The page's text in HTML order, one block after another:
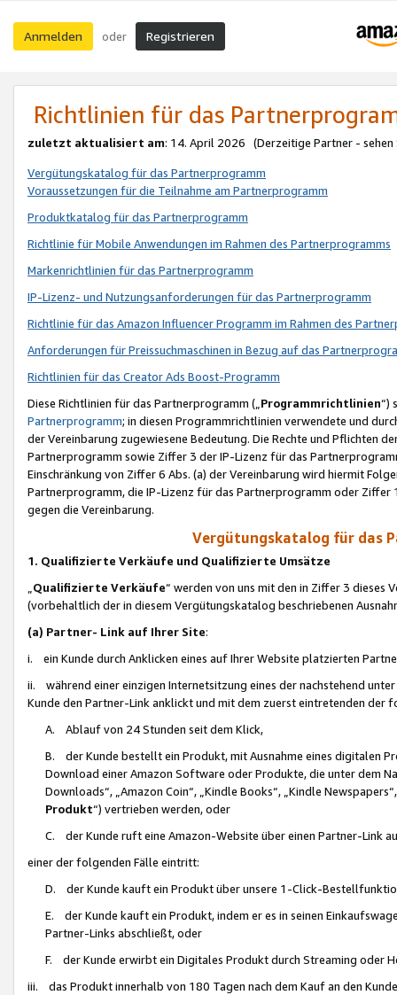
Anmelden oder Registrieren
Richtlinien für das
zuletzt aktualisiert am: 14. April 2026 (Derzeitige Partner - sehen
Vergütungskatalog für das Partnerprogramm
Voraussetzungen für die Teilnahme am Partnerprogramm
Produktkatalog für das Partnerprogramm
Richtlinie für Mobile Anwendungen im Rahmen des Partnerprogramms
Markenrichtlinien für das Partnerprogramm
IP-Lizenz- und Nutzungsanforderungen für das Partnerprogramm
Richtlinie für das Amazon Influencer Programm im Rahmen des
Anforderungen für Preissuchmaschinen in Bezug auf das
Richtlinien für das Creator Ads Boost-Programm
Diese Richtlinien für das Partnerprogramm („Programmrichtlinien“)
Partnerprogramm; in diesen Programmrichtlinien verwendete und
der Vereinbarung zugewiesene Bedeutung. Die Rechte und Pflichten
Partnerprogramm sowie Ziffer 3 der IP-Lizenz für das
Einschränkung von Ziffer 6 Abs. (a) der Vereinbarung wird hiermit
Partnerprogramm, die IP-Lizenz für das Partnerprogramm oder
gegen die Vereinbarung.
Vergütungskatalog für das
1. Qualifizierte Verkäufe und Qualifizierte Umsätze
Qualifizierte Verkäufe“ werden von uns mit den in Ziffer 3
(vorbehaltlich der in diesem Vergütungskatalog beschriebenen
(a) Partner- Link auf Ihrer Site:
i. ein Kunde durch Anklicken eines auf Ihrer Website platzierten
ii. während einer einzigen Internetsitzung eines der nachstehend
Kunde den Partner-Link anklickt und mit dem zuerst eintretenden der
A. Ablauf von 24 Stunden seit dem Klick,
B. der Kunde bestellt ein Produkt, mit Ausnahme eines digitalen
Download einer Amazon Software oder Produkte, die unter dem
Downloads“, „Amazon Coin“, „Kindle Books“, „Kindle
Produkt“) vertrieben werden, oder
C. der Kunde ruft eine Amazon-Website über einen Partner-Link
einer der folgenden Fälle eintritt:
D. der Kunde kauft ein Produkt über unsere 1-Click-
E. der Kunde kauft ein Produkt, indem er es in seinen
Partner-Links abschließt, oder
F. der Kunde erwirbt ein Digitales Produkt durch Streaming oder
iii. das Produkt innerhalb von 180 Tagen nach dem Kauf an den